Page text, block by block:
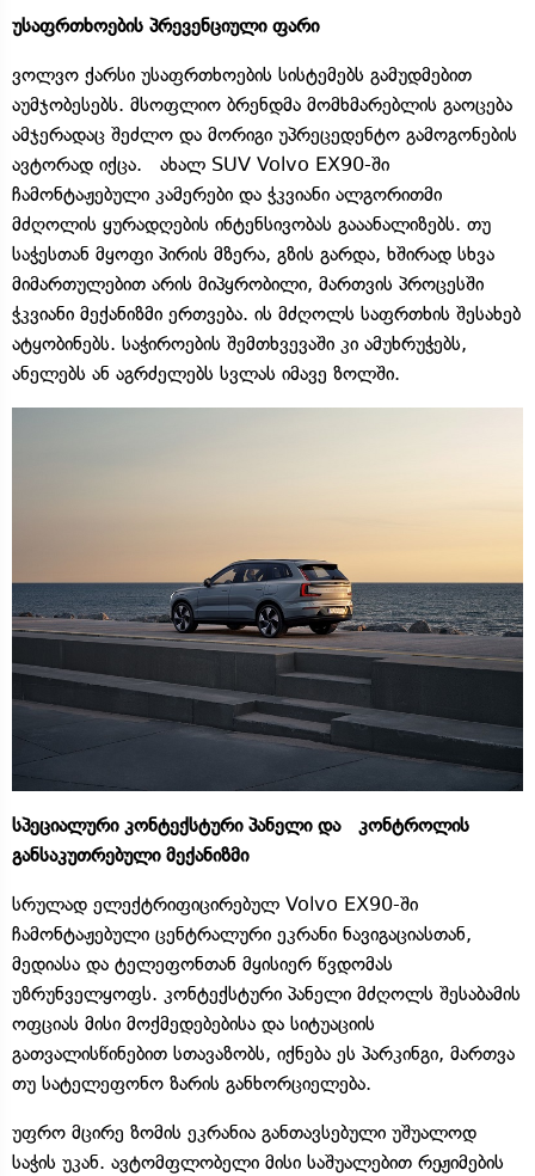
უსაფრთხოების პრევენციული ფარი
ვოლვო ქარსი უსაფრთხოების სისტემებს გამუდმებით
აუმჯობესებს. მსოფლიო ბრენდმა მომხმარებლის გაოცება
ამჯერადაც შეძლო და მორიგი უპრეცედენტო გამოგონების
ავტორად იქცა. ახალ SUV Volvo EX90-ში
ჩამონტაჟებული კამერები და ჭკვიანი ალგორითმი
მძღოლის ყურადღების ინტენსივობას გააანალიზებს. თუ
საჭესთან მყოფი პირის მზერა, გზის გარდა, ხშირად სხვა
მიმართულებით არის მიპყრობილი, მართვის პროცესში
ჭკვიანი მექანიზმი ერთვება. ის მძღოლს საფრთხის შესახებ
ატყობინებს. საჭიროების შემთხვევაში კი ამუხრუჭებს,
ანელებს ან აგრძელებს სვლას იმავე ზოლში.
სპეციალური კონტექსტური პანელი და კონტროლის
განსაკუთრებული მექანიზმი
სრულად ელექტრიფიცირებულ Volvo EX90-ში
ჩამონტაჟებული ცენტრალური ეკრანი ნავიგაციასთან,
მედიასა და ტელეფონთან მყისიერ წვდომას
უზრუნველყოფს. კონტექსტური პანელი მძღოლს შესაბამის
ოფციას მისი მოქმედებებისა და სიტუაციის
გათვალისწინებით სთავაზობს, იქნება ეს პარკინგი, მართვა
თუ სატელეფონო ზარის განხორციელება.
უფრო მცირე ზომის ეკრანია განთავსებული უშუალოდ
საჭის უკან. ავტომფლობელი მისი საშუალებით რეჟიმების